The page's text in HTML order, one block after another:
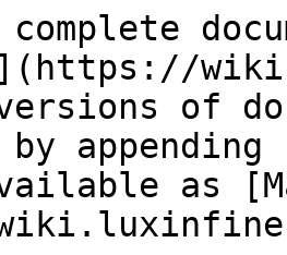
versions of
as